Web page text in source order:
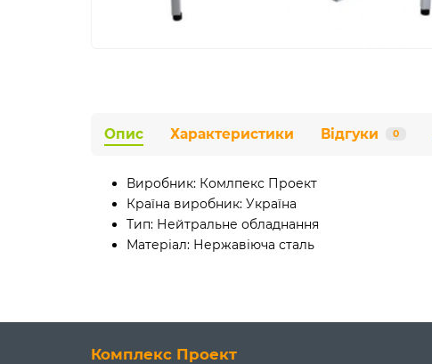
Опис Характеристики Відгуки 0
Виробник: Комлпекс Проект
Країна виробник: Україна
Тип: Нейтральне обладнання
Матеріал: Нержавіюча сталь
Комплекс Проект